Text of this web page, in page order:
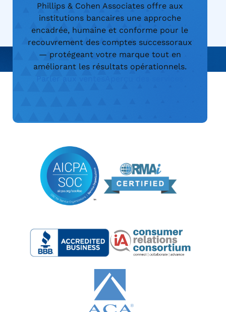
Phillips & Cohen Associates offre aux
institutions bancaires une approche
encadrée, humaine et conforme pour le
recouvrement des comptes successoraux
— protégeant votre marque tout en
améliorant les résultats opérationnels.